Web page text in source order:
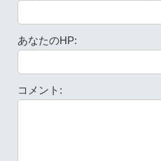
あなたのHP:
コメント: